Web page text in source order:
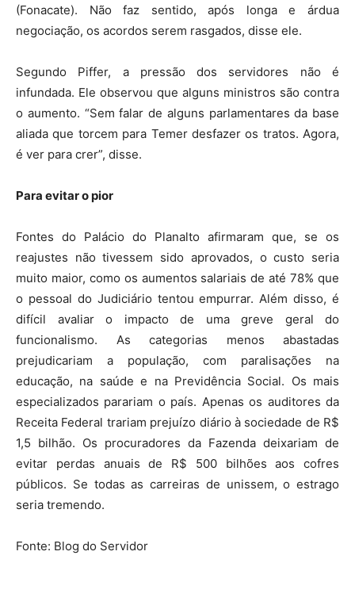
(Fonacate). Não faz sentido, após longa e árdua
negociação, os acordos serem rasgados, disse ele.
Segundo Piffer, a pressão dos servidores não é
infundada. Ele observou que alguns ministros são contra
o aumento. “Sem falar de alguns parlamentares da base
aliada que torcem para Temer desfazer os tratos. Agora,
é ver para crer”, disse.
Para evitar o pior
Fontes do Palácio do Planalto afirmaram que, se os
reajustes não tivessem sido aprovados, o custo seria
muito maior, como os aumentos salariais de até 78% que
o pessoal do Judiciário tentou empurrar. Além disso, é
difícil avaliar o impacto de uma greve geral do
funcionalismo. As categorias menos abastadas
prejudicariam a população, com paralisações na
educação, na saúde e na Previdência Social. Os mais
especializados parariam o país. Apenas os auditores da
Receita Federal trariam prejuízo diário à sociedade de R$
1,5 bilhão. Os procuradores da Fazenda deixariam de
evitar perdas anuais de R$ 500 bilhões aos cofres
públicos. Se todas as carreiras de unissem, o estrago
seria tremendo.
Fonte: Blog do Servidor